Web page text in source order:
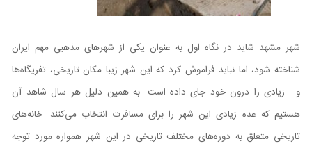
شهر مشهد شاید در نگاه اول به عنوان یکی از شهرهای مذهبی مهم ایران
شناخته شود، اما نباید فراموش کرد که این شهر زیبا مکان تاریخی، تفریگاه‌‌ها
و… زیادی را درون خود جای داده است. به همین دلیل هر سال شاهد آن
هستیم که عده زیادی این شهر را برای مسافرت انتخاب می‌کنند. خانه‌‌های
تاریخی متعلق به دوره‌‌های مختلف تاریخی در این شهر همواره مورد توجه